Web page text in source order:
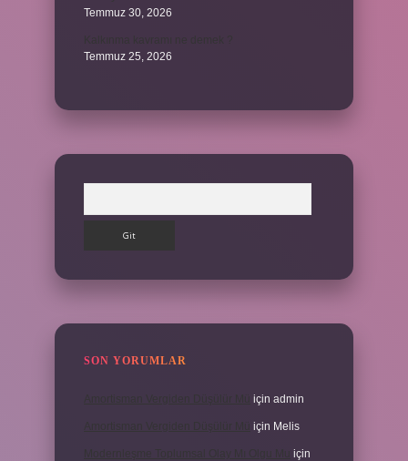
Temmuz 30, 2026
Temmuz 25, 2026
SON YORUMLAR
için admin
için Melis
için